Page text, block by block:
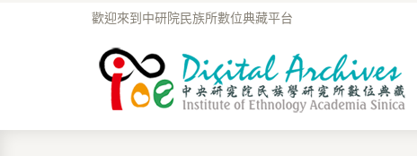
歡迎來到中研院民族所數位典藏平台